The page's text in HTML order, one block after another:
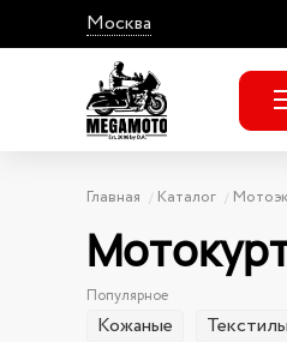
Москва
Главная Каталог
Популярное
Кожаные